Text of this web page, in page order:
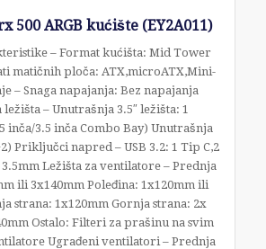
500 ARGB kućište (EY2A011)
– Format kućišta: Mid Tower
matičnih ploča: ATX,microATX,Mini-
– Snaga napajanja: Bez napajanja
– Unutrašnja 3.5″ ležišta: 1
inča/3.5 inča Combo Bay) Unutrašnja
Priključci napred – USB 3.2: 1 Tip C,2
Ležišta za ventilatore – Prednja
ili 3x140mm Poleđina: 1x120mm ili
strana: 1x120mm Gornja strana: 2x
Ostalo: Filteri za prašinu na svim
Ugrađeni ventilatori – Prednja